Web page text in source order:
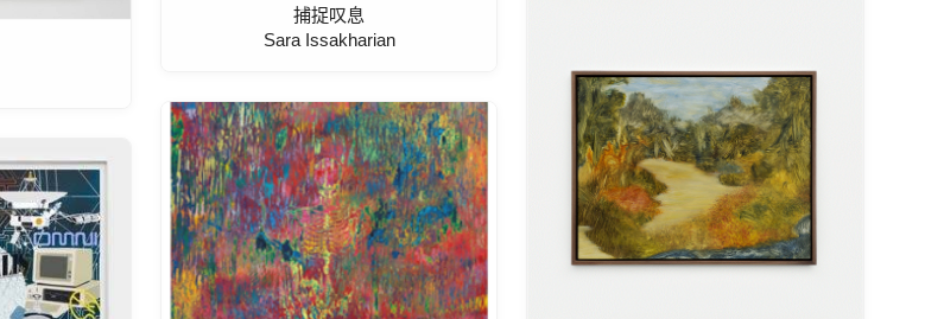
捕捉叹息
Sara Issakharian